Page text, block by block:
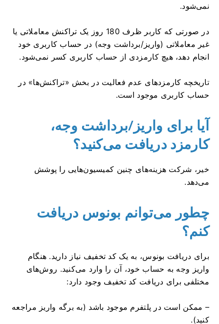
نمی‌شود.
در صورتی که کاربر ظرف 180 روز یک تراکنش معاملاتی یا
غیر معاملاتی (واریز/برداشت وجه) در حساب کاربری خود
انجام دهد، هیچ کارمزدی از حساب کاربری کسر نمی‌شود.
تاریخچه کارمزدهای عدم فعالیت در بخش «تراکنش‌ها» در
حساب کاربری موجود است.
آیا برای واریز/برداشت وجه،
کارمزد دریافت می‌کنید؟
خیر، شرکت هزینه‌های چنین کمیسیون‌هایی را پوشش
می‌دهد.
چطور می‌توانم بونوس دریافت
کنم؟
برای دریافت بونوس، به یک کد تخفیف نیاز دارید. هنگام
واریز وجه به حساب خود، آن را وارد می‌کنید. روش‌های
مختلفی برای دریافت کد تخفیف وجود دارد:
– ممکن است در پلتفرم موجود باشد (به برگه واریز مراجعه
کنید).